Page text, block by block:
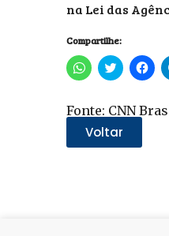
na Lei das
Compartilhe:
Clique
para
WhatsApp(abre
em
nova
janela)
Clique
para
em
nova
janela)
em
Fonte: CNN
Voltar